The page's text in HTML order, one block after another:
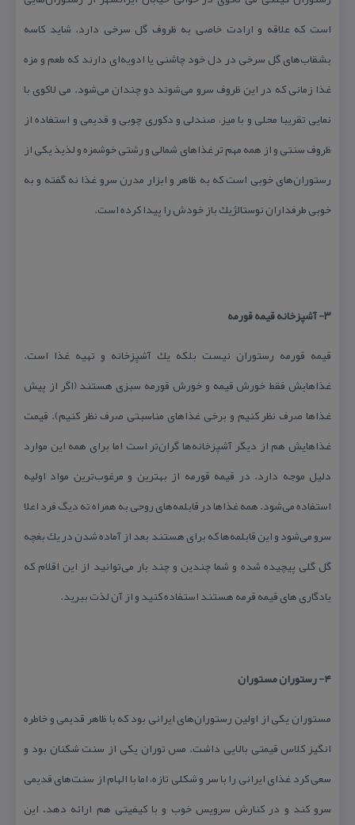
است كه علاقه و ارادت خاصی به ظروف گل سرخی دارد. شاید كاسه
بشقاب‌های گل سرخی در دل خود چاشنی یا ادویه‌ای دارند كه طعم و مزه
غذا زمانی كه در این ظروف سرو می‌شوند دو چندان می‌شود. می لاكوی با
نمایی تقریبا محلی و با میز، صندلی و دكوری چوبی و قدیمی و استفاده از
ظروف سنتی و از همه مهم تر غذاهای شمالی و رشتی خوشمزه و لذیذ یكی از
رستوران‌های خوبی است كه به ظاهر و ابزار مدرن سرو غذا نه گفته و به
خوبی طرفداران نوستالژیك باز خودش را پیدا كرده است.
۳- آشپزخانه قیمه قورمه
قیمه قورمه رستوران نیست بلكه یك آشپزخانه و تهیه غذا است.
غذاهایش فقط خورش قیمه و خورش قورمه سبزی هستند (اگر از پیش
غذاها صرف نظر كنیم و برخی غذاهای مناسبتی صرف نظر كنیم). قیمت
غذاهایش هم از دیگر آشپزخانه‌ها گران‌تر است اما برای همه این موارد
دلیل موجه دارد. در قیمه قورمه از بهترین و مرغوب‌ترین مواد اولیه
استفاده می‌شود. همه غذاها در قابلمه‌های روحی به همراه ته دیگ فرد اعلا
سرو می‌شود و این قابلمه‌ها كه برای هستند بعد از آماده شدن در یك بغچه
گل گلی پیچیده شده و شما چندین و چند بار می‌توانید از این اقلام كه
یادگاری های قیمه قرمه هستند استفاده كنید و از آن لذت ببرید.
۴- رستوران مستوران
مستوران یكی از اولین رستوران‌های ایرانی بود كه با ظاهر قدیمی و خاطره
انگیز كلاس قیمتی بالایی داشت. مس توران یكی از سنت شكنان بود و
سعی كرد غذای ایرانی را با سر و شكلی تازه، اما با الهام از سنت‌های قدیمی
سرو كند و در كنارش سرویس خوب و با كیفیتی هم ارائه دهد. این